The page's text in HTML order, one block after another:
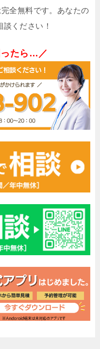
全無料です。あなたの
ください！
ったら…／